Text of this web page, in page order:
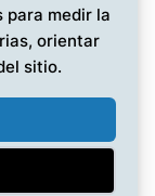
para medir la
orientar
sitio.